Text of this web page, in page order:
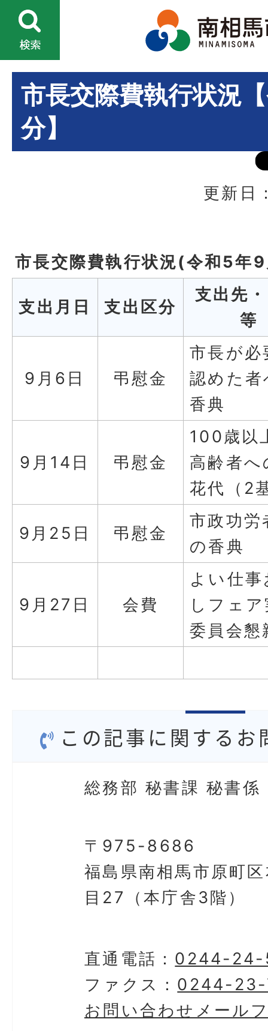
市長交際費執行状況
分】
更新日
市長交際費執行状況(令和5年
支出月日 支出区分
支出先
等
9月6日 弔慰金
市長が必
認めた者
香典
9月14日 弔慰金
100歳以
高齢者へ
花代（2
9月25日 弔慰金
市政功労
の香典
9月27日 会費
よい仕
しフェ
委員会懇
この記事に関するお
総務部 秘書課 秘書係
〒975-8686
福島県南相馬市原町
目27（本庁舎3階）
直通電話： 0244-24-
ファクス： 0244-
お問い合わせメール